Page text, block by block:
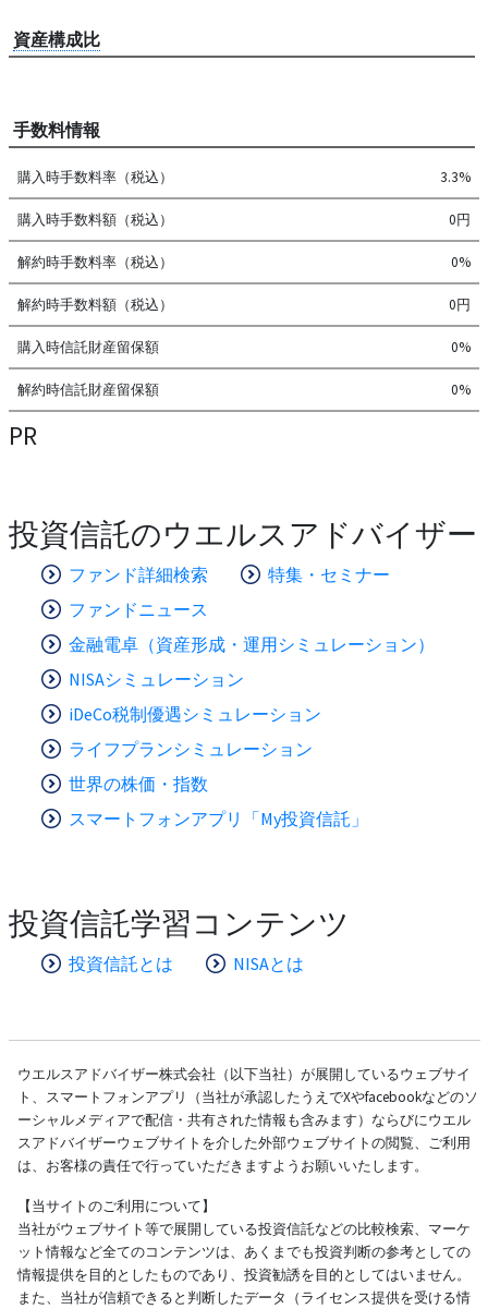
資産構成比
手数料情報
購入時手数料率（税込） 3.3%
購入時手数料額（税込） 0円
解約時手数料率（税込） 0%
解約時手数料額（税込） 0円
購入時信託財産留保額 0%
解約時信託財産留保額 0%
PR
投資信託のウエルスアドバイザー
ファンド詳細検索
特集・セミナー
ファンドニュース
金融電卓（資産形成・運用シミュレーション）
NISAシミュレーション
iDeCo税制優遇シミュレーション
ライフプランシミュレーション
世界の株価・指数
スマートフォンアプリ「My投資信託」
投資信託学習コンテンツ
投資信託とは NISAとは
ウエルスアドバイザー株式会社（以下当社）が展開しているウェブサイ
ト、スマートフォンアプリ（当社が承認したうえでXやfacebookなどのソ
ーシャルメディアで配信・共有された情報も含みます）ならびにウエル
スアドバイザーウェブサイトを介した外部ウェブサイトの閲覧、ご利用
は、お客様の責任で行っていただきますようお願いいたします。
【当サイトのご利用について】
当社がウェブサイト等で展開している投資信託などの比較検索、マーケ
ット情報など全てのコンテンツは、あくまでも投資判断の参考としての
情報提供を目的としたものであり、投資勧誘を目的としてはいません。
また、当社が信頼できると判断したデータ（ライセンス提供を受ける情